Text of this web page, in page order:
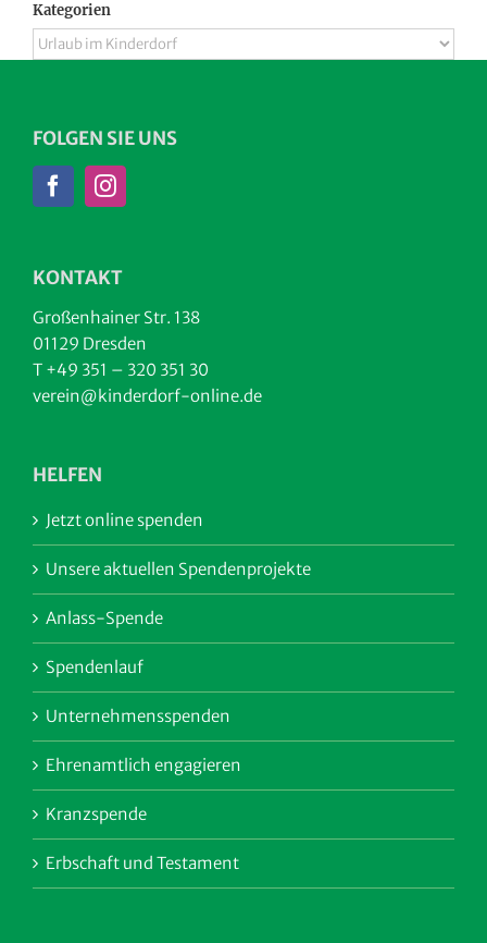
Kategorien
Kategorien
FOLGEN SIE UNS
KONTAKT
Großenhainer Str. 138
01129 Dresden
T +49 351 – 320 351 30
verein@kinderdorf-online.de
HELFEN
Jetzt online spenden
Unsere aktuellen Spendenprojekte
Anlass-Spende
Spendenlauf
Unternehmensspenden
Ehrenamtlich engagieren
Kranzspende
Erbschaft und Testament